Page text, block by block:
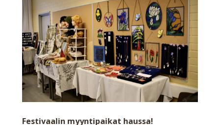
Festivaalin myyntipaikat haussa!